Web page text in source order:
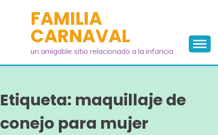
contenidoFAMILIA
CARNAVAL
un amigable sitio relacionado a la infancia
Etiqueta: maquillaje de
conejo para mujer